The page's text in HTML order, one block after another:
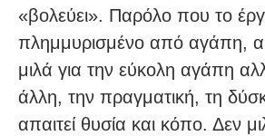
«βολεύει». Παρόλο που το
πλημμυρισμένο από αγάπη,
μιλά για την εύκολη αγάπη
άλλη, την πραγματική, τη
απαιτεί θυσία και κόπο. Δεν